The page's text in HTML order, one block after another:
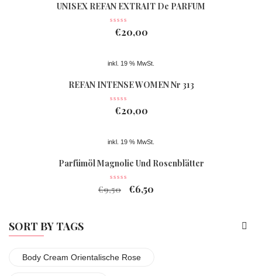
UNISEX REFAN EXTRAIT De PARFUM
Nr 363
€20,00
inkl. 19 % MwSt.
REFAN INTENSE WOMEN Nr 313
€20,00
inkl. 19 % MwSt.
Parfümöl Magnolie Und Rosenblätter
€9,50 €6,50
SORT BY TAGS
Body Cream Orientalische Rose